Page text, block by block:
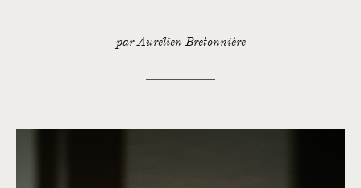
par Aurélien Bretonnière